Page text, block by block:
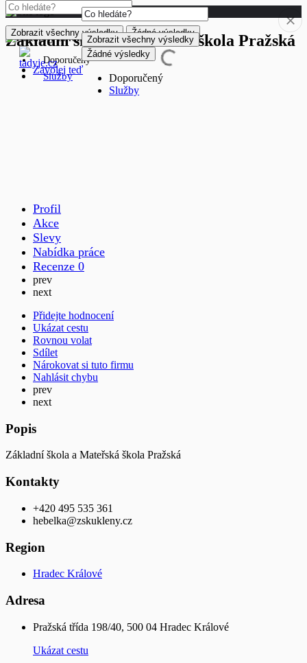
Zobrazit všechny výsledky
Žádné výsledky
Doporučený
Služby
Základní škola a Mateřská škola Pražská
Zavolej teď
Profil
Akce
Slevy
Nabídka práce
Recenze 0
prev
next
Přidejte hodnocení
Ukázat cestu
Rovnou volat
Sdílet
Nárokovat si tuto firmu
Nahlásit chybu
prev
next
Popis
Základní škola a Mateřská škola Pražská
Kontakty
+420 495 535 361
hebelka@zskukleny.cz
Region
Hradec Králové
Adresa
Pražská třída 198/40, 500 04 Hradec Králové
Ukázat cestu
Zobrazit všechny výsledky Žádné výsledky
Doporučený
Služby